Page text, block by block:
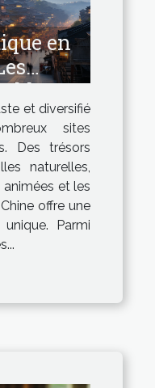
en
et diversifié
sites
Des trésors
naturelles,
et les
offre une
Parmi